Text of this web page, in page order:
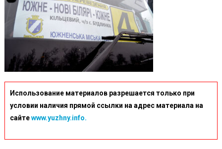
Использование материалов разрешается только при
условии наличия прямой ссылки на адрес материала на
сайтеwww.yuzhny.info.